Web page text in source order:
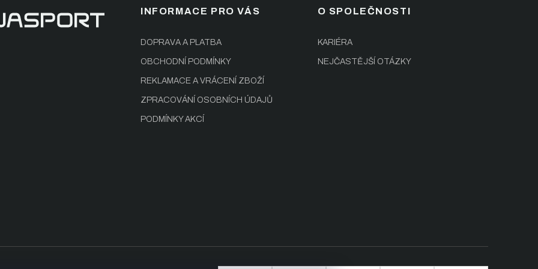
INFORMACE PRO VÁS
DOPRAVA A PLATBA
OBCHODNÍ PODMÍNKY
REKLAMACE A VRÁCENÍ ZBOŽÍ
ZPRACOVÁNÍ OSOBNÍCH ÚDAJŮ
PODMÍNKY AKCÍ
O SPOLEČNOSTI
KARIÉRA
NEJČASTĚJŠÍ OTÁZKY